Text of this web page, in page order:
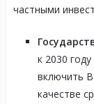
частными
к 2030
включить
качестве